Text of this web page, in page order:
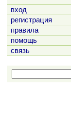
вход
регистрация
правила
помощь
связь